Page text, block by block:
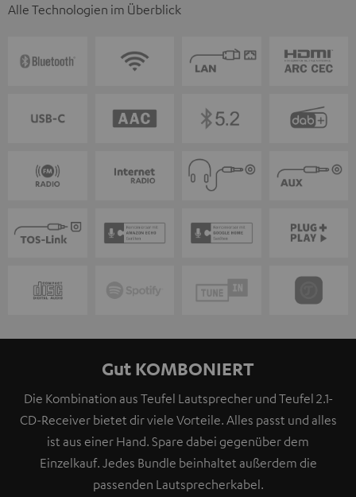
Alle Technologien im Überblick
Gut KOMBONIERT
Die Kombination aus Teufel Lautsprecher und Teufel 2.1-
CD-Receiver bietet dir viele Vorteile. Alles passt und alles
ist aus einer Hand. Spare dabei gegenüber dem
Einzelkauf. Jedes Bundle beinhaltet außerdem die
passenden Lautsprecherkabel.